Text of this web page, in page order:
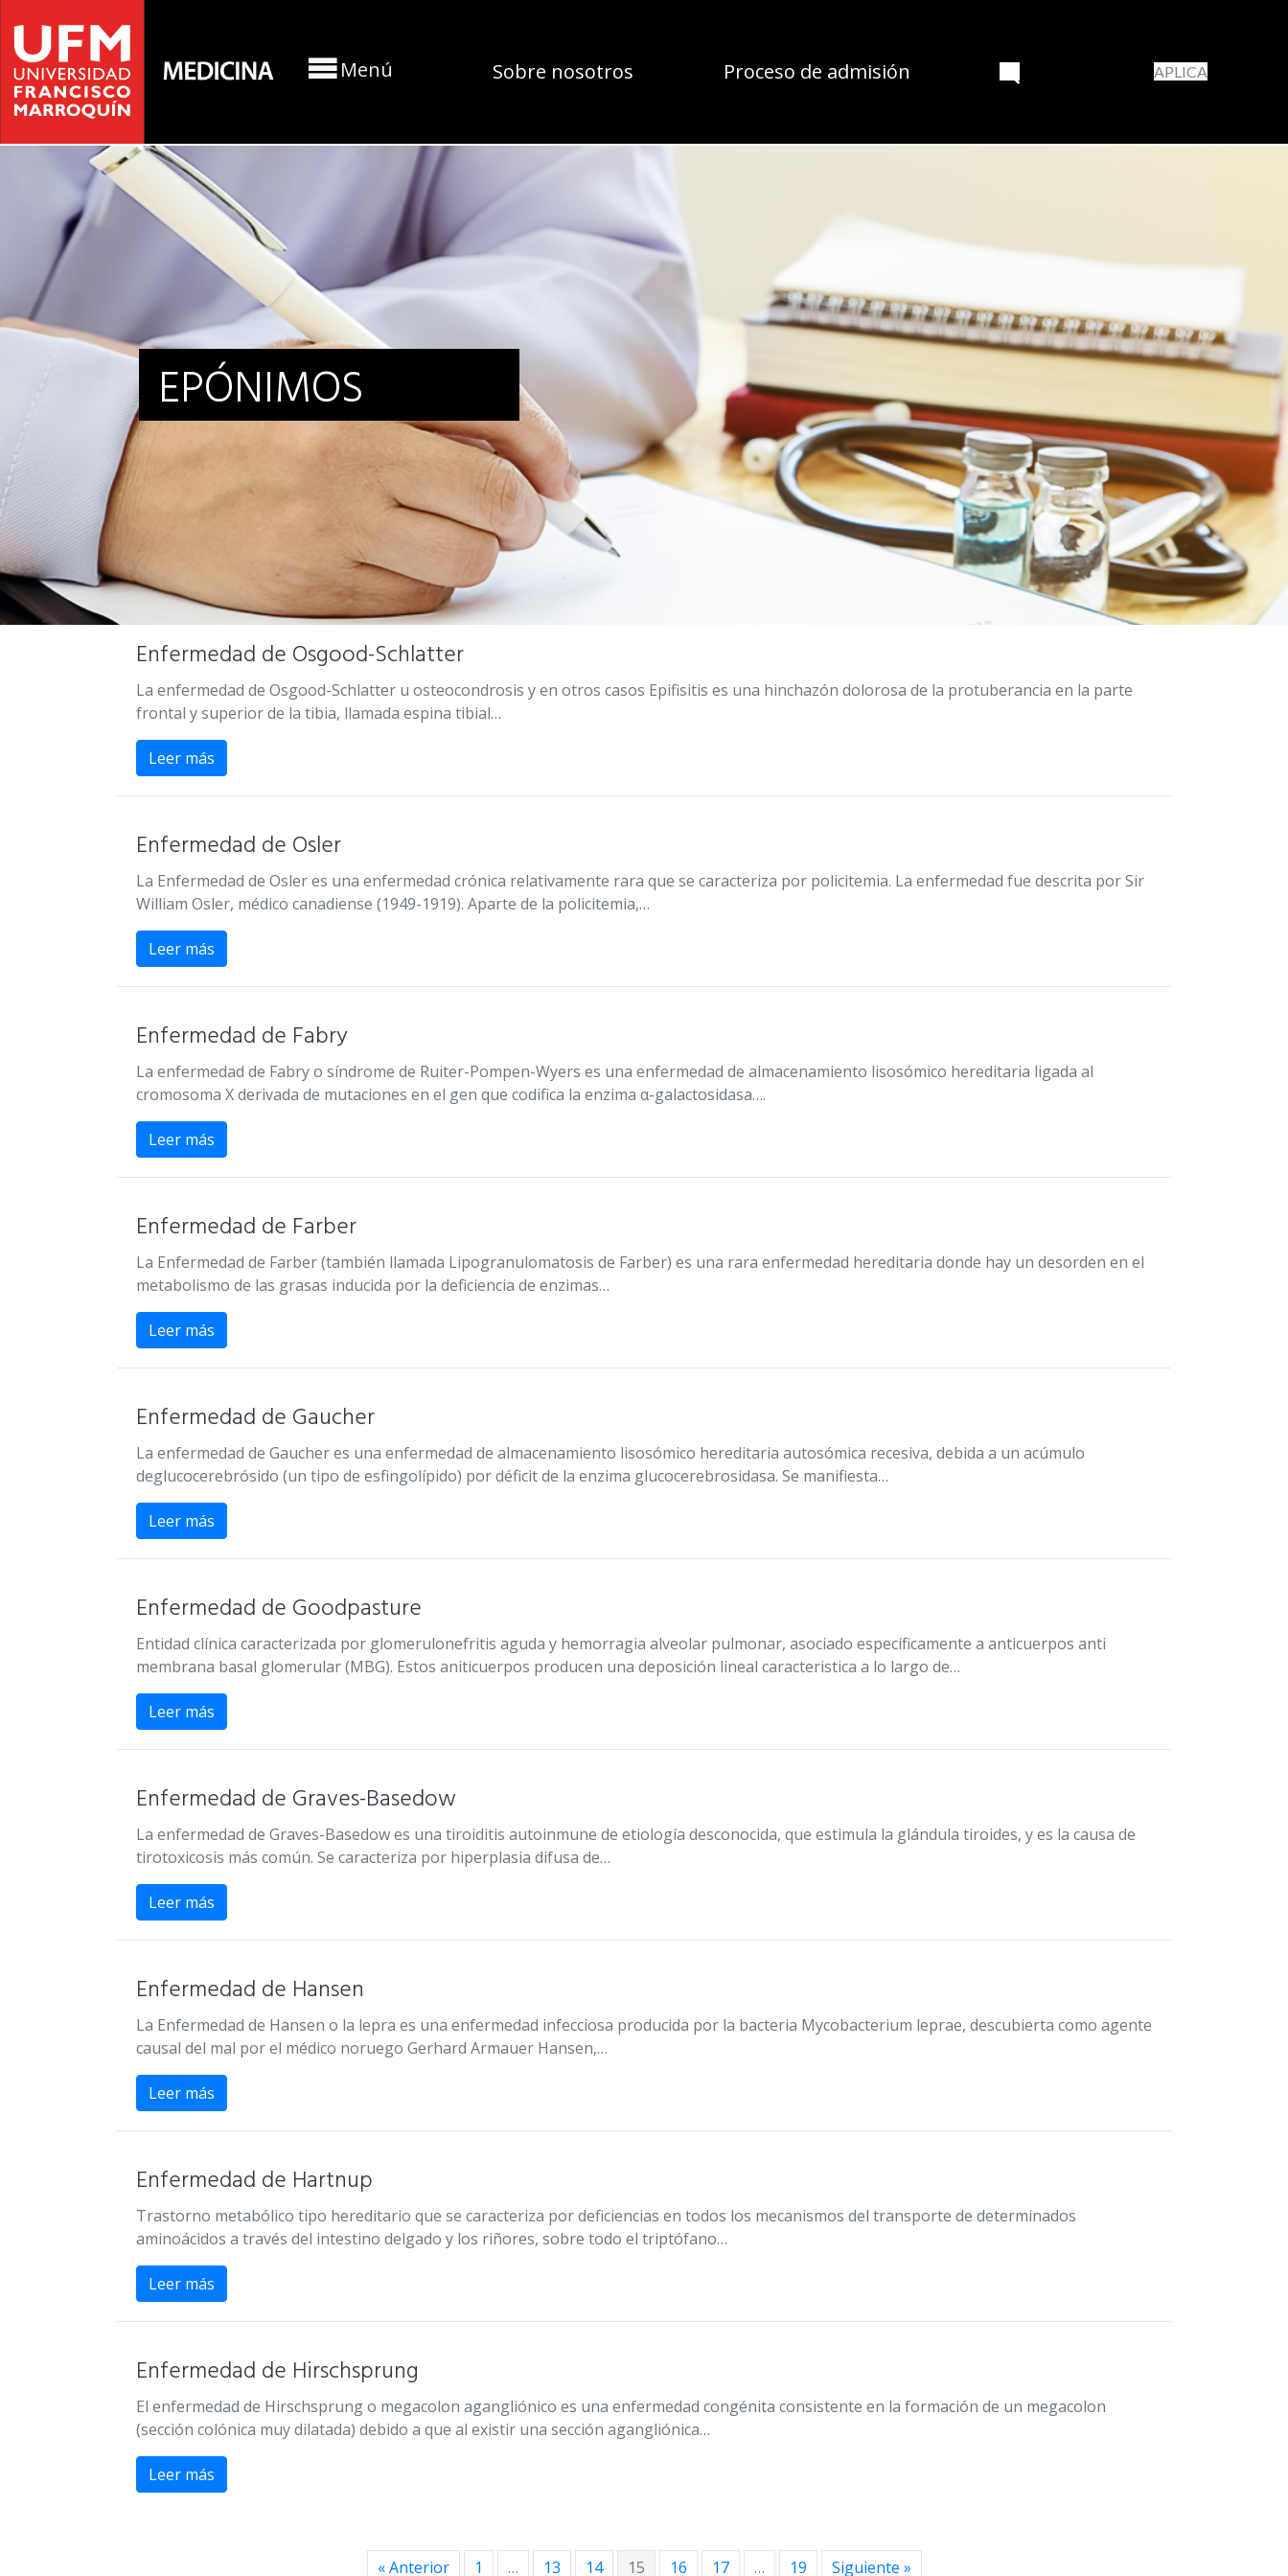
Menú Sobre nosotros Proceso de admisión APLICA
EPÓNIMOS
Enfermedad de Osgood-Schlatter
La enfermedad de Osgood-Schlatter u osteocondrosis y en otros casos Epifisitis es una hinchazón dolorosa de la protuberancia en la parte
frontal y superior de la tibia, llamada espina tibial…
Leer más
Enfermedad de Osler
La Enfermedad de Osler es una enfermedad crónica relativamente rara que se caracteriza por policitemia. La enfermedad fue descrita por Sir
William Osler, médico canadiense (1949-1919). Aparte de la policitemia,…
Leer más
Enfermedad de Fabry
La enfermedad de Fabry o síndrome de Ruiter-Pompen-Wyers es una enfermedad de almacenamiento lisosómico hereditaria ligada al
cromosoma X derivada de mutaciones en el gen que codifica la enzima α-galactosidasa….
Leer más
Enfermedad de Farber
La Enfermedad de Farber (también llamada Lipogranulomatosis de Farber) es una rara enfermedad hereditaria donde hay un desorden en el
metabolismo de las grasas inducida por la deficiencia de enzimas…
Leer más
Enfermedad de Gaucher
La enfermedad de Gaucher es una enfermedad de almacenamiento lisosómico hereditaria autosómica recesiva, debida a un acúmulo
deglucocerebrósido (un tipo de esfingolípido) por déficit de la enzima glucocerebrosidasa. Se manifiesta…
Leer más
Enfermedad de Goodpasture
Entidad clínica caracterizada por glomerulonefritis aguda y hemorragia alveolar pulmonar, asociado específicamente a anticuerpos anti
membrana basal glomerular (MBG). Estos aniticuerpos producen una deposición lineal caracteristica a lo largo de…
Leer más
Enfermedad de Graves-Basedow
La enfermedad de Graves-Basedow es una tiroiditis autoinmune de etiología desconocida, que estimula la glándula tiroides, y es la causa de
tirotoxicosis más común. Se caracteriza por hiperplasia difusa de…
Leer más
Enfermedad de Hansen
La Enfermedad de Hansen o la lepra es una enfermedad infecciosa producida por la bacteria Mycobacterium leprae, descubierta como agente
causal del mal por el médico noruego Gerhard Armauer Hansen,…
Leer más
Enfermedad de Hartnup
Trastorno metabólico tipo hereditario que se caracteriza por deficiencias en todos los mecanismos del transporte de determinados
aminoácidos a través del intestino delgado y los riñores, sobre todo el triptófano…
Leer más
Enfermedad de Hirschsprung
El enfermedad de Hirschsprung o megacolon agangliónico es una enfermedad congénita consistente en la formación de un megacolon
(sección colónica muy dilatada) debido a que al existir una sección agangliónica…
Leer más
« Anterior 1 … 13 14 15 16 17 … 19 Siguiente »